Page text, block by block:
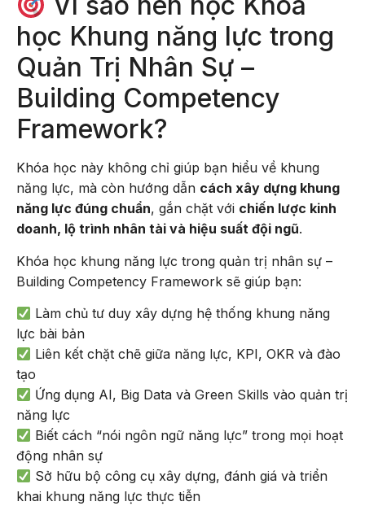
học Khung năng lực trong
Quản Trị Nhân Sự –
Building Competency
Framework?
Khóa học này không chỉ giúp bạn hiểu về khung
năng lực, mà còn hướng dẫn cách xây dựng khung
năng lực đúng chuẩn, gắn chặt với chiến lược kinh
doanh, lộ trình nhân tài và hiệu suất đội ngũ.
Khóa học khung năng lực trong quản trị nhân sự –
Building Competency Framework sẽ giúp bạn:
Làm chủ tư duy xây dựng hệ thống khung năng
lực bài bản
Liên kết chặt chẽ giữa năng lực, KPI, OKR và đào
tạo
Ứng dụng AI, Big Data và Green Skills vào quản trị
năng lực
Biết cách “nói ngôn ngữ năng lực” trong mọi hoạt
động nhân sự
Sở hữu bộ công cụ xây dựng, đánh giá và triển
khai khung năng lực thực tiễn